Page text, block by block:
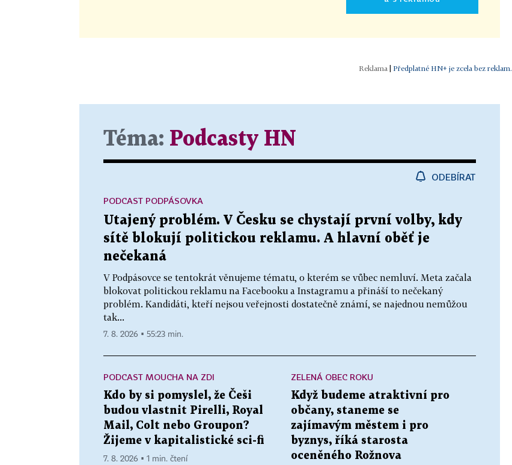
| Předplatné HN+ je zcela bez reklam.
Téma: Podcasty HN
ODEBÍRAT
Utajený problém. V Česku se chystají první volby, kdy
sítě blokují politickou reklamu. A hlavní oběť je
nečekaná
V Podpásovce se tentokrát věnujeme tématu, o kterém se vůbec nemluví. Meta začala
blokovat politickou reklamu na Facebooku a Instagramu a přináší to nečekaný
problém. Kandidáti, kteří nejsou veřejnosti dostatečně známí, se najednou nemůžou
tak...
PODCAST PODPÁSOVKA
7. 8. 2026 ▪ 55:23 min.
PODCAST MOUCHA NA ZDI
Kdo by si pomyslel, že Češi
budou vlastnit Pirelli, Royal
Mail, Colt nebo Groupon?
Žijeme v kapitalistické sci-fi
7. 8. 2026 ▪ 1 min. čtení
ZELENÁ OBEC ROKU
Když budeme atraktivní pro
občany, staneme se
zajímavým městem i pro
byznys, říká starosta
oceněného Rožnova